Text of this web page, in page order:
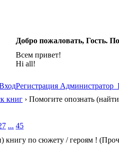
Добро пожаловать, Гость.
Всем привет!
Hi all!
Регистрация Администратор
книг › Помогите опознать
... 45
книгу по сюжету / героям !